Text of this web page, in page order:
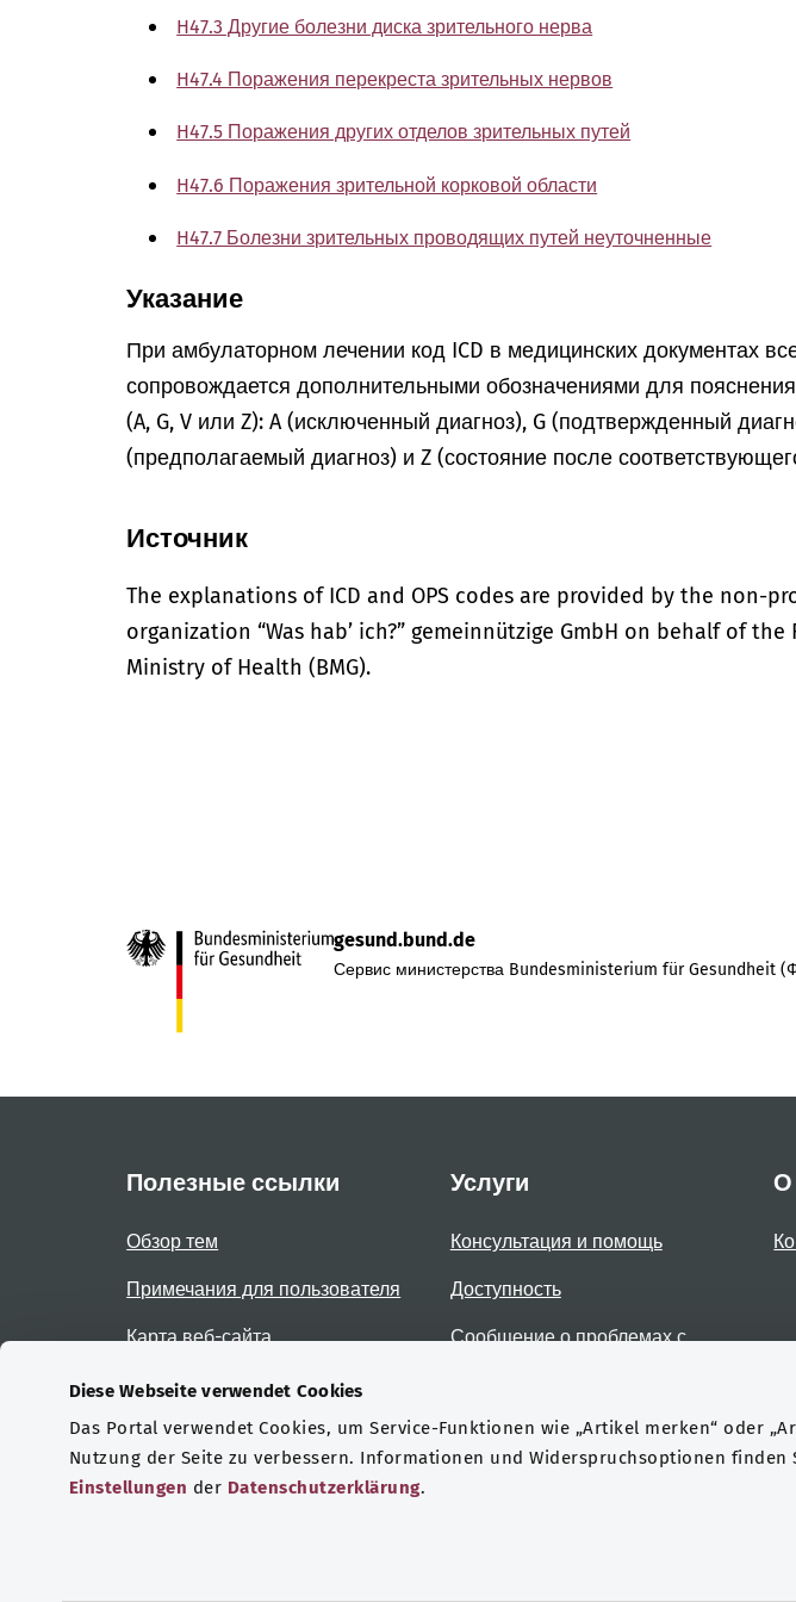
Diese Webseite verwendet Cookies
Das Portal verwendet Cookies, um Service-Funktionen wie „Artikel merken“ oder
Nutzung der Seite zu verbessern. Informationen und Widerspruchsoptionen finden
Einstellungen der Datenschutzerklärung.
H47.3 Другие болезни диска зрительного нерва
H47.4 Поражения перекреста зрительных нервов
H47.5 Поражения других отделов зрительных путей
H47.6 Поражения зрительной корковой области
H47.7 Болезни зрительных проводящих путей неуточненные
Указание
При амбулаторном лечении код ICD в медицинских документах
сопровождается дополнительными обозначениями для
(A, G, V или Z): A (исключенный диагноз), G (подтвержденный
(предполагаемый диагноз) и Z (состояние после
Источник
The explanations of ICD and OPS codes are provided by the non-
organization “Was hab’ ich?” gemeinnützige GmbH on behalf of the
Ministry of Health (BMG).
gesund.bund.de
Сервис министерства Bundesministerium für Gesundheit
Полезные ссылки
Обзор тем
Примечания для пользователя
Карта веб-сайта
Услуги
Консультация и помощь
Доступность
Сообщение о проблемах с
О
Сертификаты